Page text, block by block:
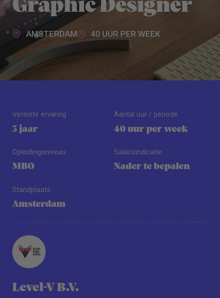
Graphic Designer
AMSTERDAM 40 UUR PER WEEK
Vereiste ervaring
3 jaar
Opleidingsniveau
MBO
Standplaats
Amsterdam
Aantal uur / periode
40 uur per week
Salarisindicatie
Nader te bepalen
Level-V B.V.